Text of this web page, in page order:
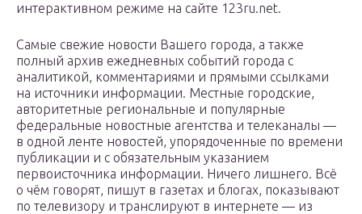
интерактивном режиме на сайте 123ru.net.
Самые свежие новости Вашего города, а также
полный архив ежедневных событий города с
аналитикой, комментариями и прямыми ссылками
на источники информации. Местные городские,
авторитетные региональные и популярные
федеральные новостные агентства и телеканалы —
в одной ленте новостей, упорядоченные по времени
публикации и с обязательным указанием
первоисточника информации. Ничего лишнего. Всё
о чём говорят, пишут в газетах и блогах, показывают
по телевизору и транслируют в интернете — из